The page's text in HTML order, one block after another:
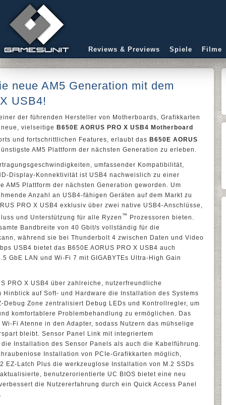
Reviews & Previews Spiele Filme
neue AM5 Generation mit dem
USB4!
der führenden Hersteller von Motherboards, Grafikkarten
vielseitige B650E AORUS PRO X USB4 Motherboard
und fortschrittlichen Features, erlaubt das B650E AORUS
AM5 Plattform der nächsten Generation zu erleben.
umfassender Kompatibilität,
Display-Konnektivität ist USB4 nachweislich zu einer
AM5 Plattform der nächsten Generation geworden. Um
Anzahl an USB4-fähigen Geräten auf dem Markt zu
PRO X USB4 exklusiv über zwei native USB4-Anschlüsse,
und Unterstützung für alle Ryzen ™
Prozessoren bieten.
Bandbreite von 40 Gbit/s vollständig für die
während sie bei Thunderbolt 4 zwischen Daten und Video
USB4 bietet das B650E AORUS PRO X USB4 auch
GbE LAN und Wi-Fi 7 mit GIGABYTEs Ultra-High Gain
PRO X USB4 über zahlreiche, nutzerfreundliche
auf Soft- und Hardware die Installation des Systems
Zone zentralisiert Debug LEDs und Kontrollregler, um
komfortablere Problembehandlung zu ermöglichen. Das
Fi Atenne in den Adapter, sodass Nutzern das mühselige
bleibt. Sensor Panel Link mit integriertem
Installation des Sensor Panels als auch die Kabelführung.
Installation von PCIe-Grafikkarten möglich,
EZ-Latch Plus die werkzeuglose Installation von M.2 SSDs
benutzerorientierte UC BIOS bietet eine neu
die Nutzererfahrung durch ein Quick Access Panel